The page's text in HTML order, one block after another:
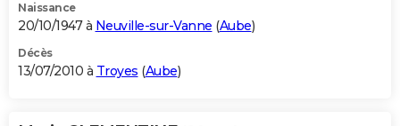
Naissance
20/10/1947 à Neuville-sur-Vanne (Aube)
Décès
13/07/2010 à Troyes (Aube)